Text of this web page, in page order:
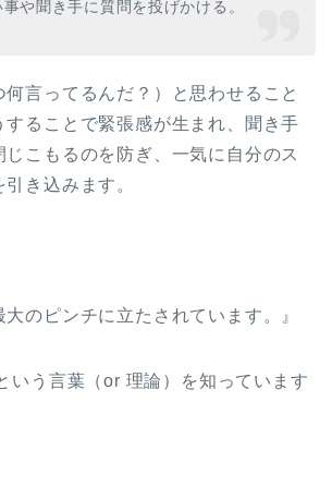
や聞き手に質問を投げかける。
何言ってるんだ？）と思わせること
することで緊張感が生まれ、聞き手
こもるのを防ぎ、一気に自分のス
き込みます。
のピンチに立たされています。』
う言葉（or 理論）を知っています